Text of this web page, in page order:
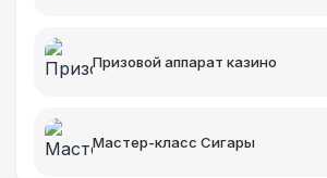
Призовой аппарат казино
Мастер-класс Сигары